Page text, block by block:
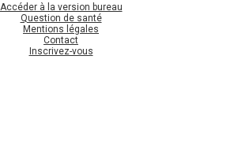
Accéder à la version bureau
Question de santé
Mentions légales
Contact
Inscrivez-vous